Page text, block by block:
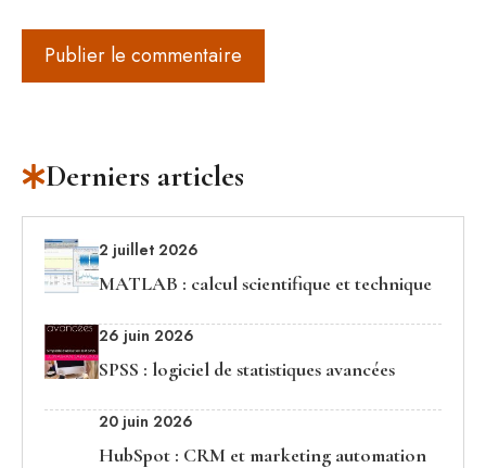
Derniers articles
2 juillet 2026
MATLAB : calcul scientifique et technique
26 juin 2026
SPSS : logiciel de statistiques avancées
20 juin 2026
HubSpot : CRM et marketing automation